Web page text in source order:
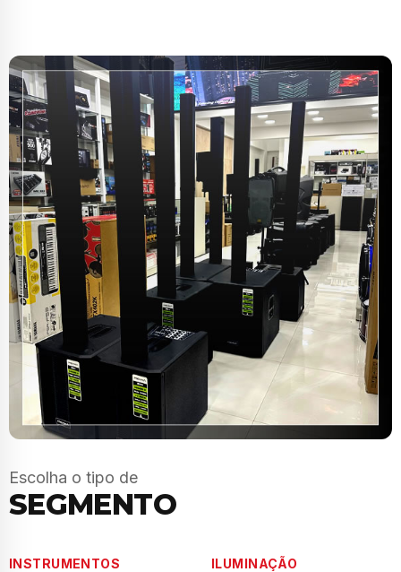
Escolha o tipo de
SEGMENTO
INSTRUMENTOS
ILUMINAÇÃO